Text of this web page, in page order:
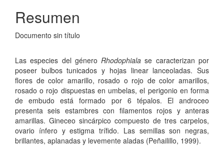
Resumen
Documento sin título
Las especies del género Rhodophiala se caracterizan por
poseer bulbos tunicados y hojas linear lanceoladas. Sus
flores de color amarillo, rosado o rojo de color amarillos,
rosado o rojo dispuestas en umbelas, el perigonio en forma
de embudo está formado por 6 tépalos. El androceo
presenta seis estambres con filamentos rojos y anteras
amarillas. Gineceo sincárpico compuesto de tres carpelos,
ovario ínfero y estigma trífido. Las semillas son negras,
brillantes, aplanadas y levemente aladas (Peñailillo, 1999).